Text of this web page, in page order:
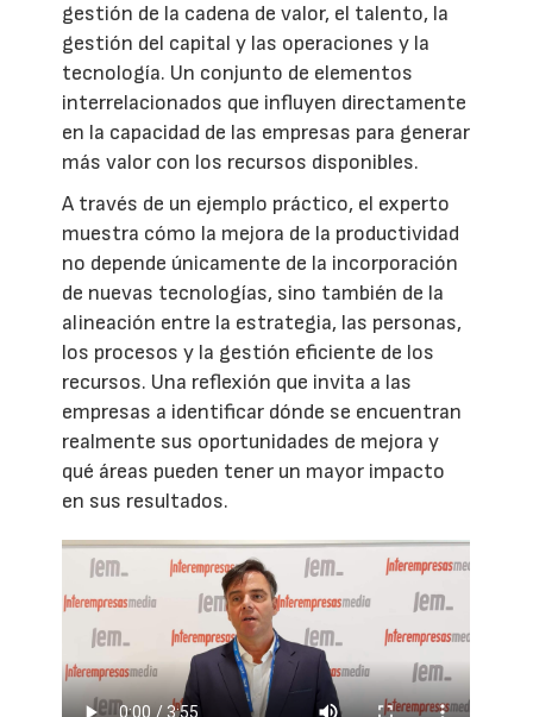
gestión de la cadena de valor, el talento, la
gestión del capital y las operaciones y la
tecnología. Un conjunto de elementos
interrelacionados que influyen directamente
en la capacidad de las empresas para generar
más valor con los recursos disponibles.
A través de un ejemplo práctico, el experto
muestra cómo la mejora de la productividad
no depende únicamente de la incorporación
de nuevas tecnologías, sino también de la
alineación entre la estrategia, las personas,
los procesos y la gestión eficiente de los
recursos. Una reflexión que invita a las
empresas a identificar dónde se encuentran
realmente sus oportunidades de mejora y
qué áreas pueden tener un mayor impacto
en sus resultados.